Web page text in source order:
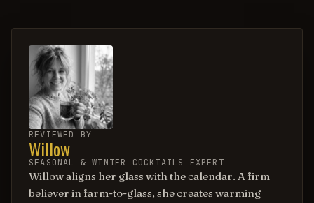
REVIEWED BY
Willow
SEASONAL & WINTER COCKTAILS EXPERT
Willow aligns her glass with the calendar. A firm
believer in farm-to-glass, she creates warming